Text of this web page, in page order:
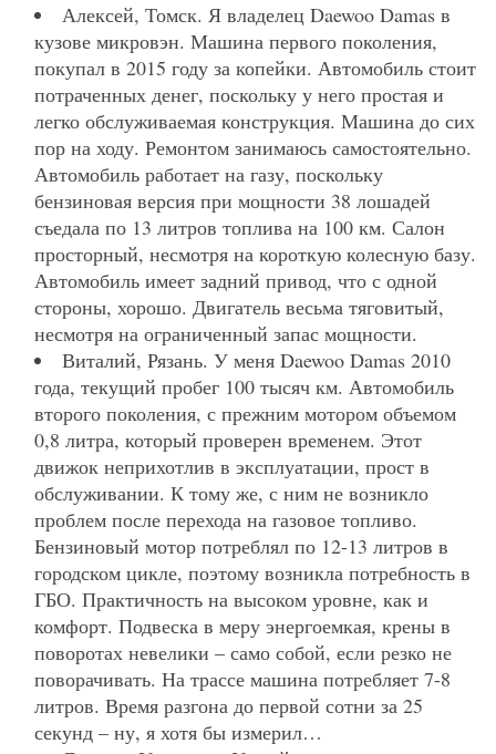
Алексей, Томск. Я владелец Daewoo Damas в
кузове микровэн. Машина первого поколения,
покупал в 2015 году за копейки. Автомобиль стоит
потраченных денег, поскольку у него простая и
легко обслуживаемая конструкция. Машина до сих
пор на ходу. Ремонтом занимаюсь самостоятельно.
Автомобиль работает на газу, поскольку
бензиновая версия при мощности 38 лошадей
съедала по 13 литров топлива на 100 км. Салон
просторный, несмотря на короткую колесную базу.
Автомобиль имеет задний привод, что с одной
стороны, хорошо. Двигатель весьма тяговитый,
несмотря на ограниченный запас мощности.
Виталий, Рязань. У меня Daewoo Damas 2010
года, текущий пробег 100 тысяч км. Автомобиль
второго поколения, с прежним мотором объемом
0,8 литра, который проверен временем. Этот
движок неприхотлив в эксплуатации, прост в
обслуживании. К тому же, с ним не возникло
проблем после перехода на газовое топливо.
Бензиновый мотор потреблял по 12-13 литров в
городском цикле, поэтому возникла потребность в
ГБО. Практичность на высоком уровне, как и
комфорт. Подвеска в меру энергоемкая, крены в
поворотах невелики – само собой, если резко не
поворачивать. На трассе машина потребляет 7-8
литров. Время разгона до первой сотни за 25
секунд – ну, я хотя бы измерил…